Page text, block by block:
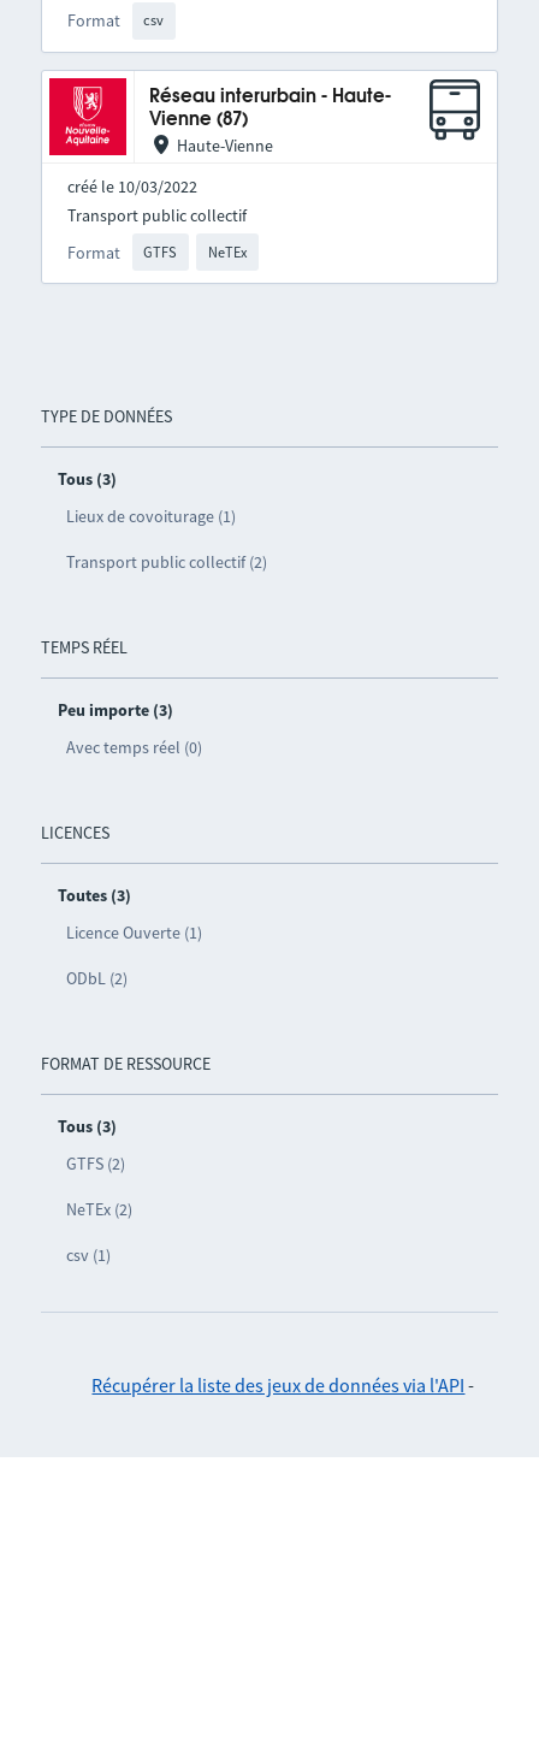
TYPE DE DONNÉES
Tous (3)
Lieux de covoiturage (1)
Transport public collectif (2)
TEMPS RÉEL
Peu importe (3)
Avec temps réel (0)
LICENCES
Toutes (3)
Licence Ouverte (1)
ODbL (2)
FORMAT DE RESSOURCE
Tous (3)
GTFS (2)
NeTEx (2)
csv (1)
Format csv
Réseau interurbain - Haute-
Vienne (87)
Haute-Vienne
créé le 10/03/2022
Format GTFS NeTEx
Transport public collectif
Récupérer la liste des jeux de données via l'API -